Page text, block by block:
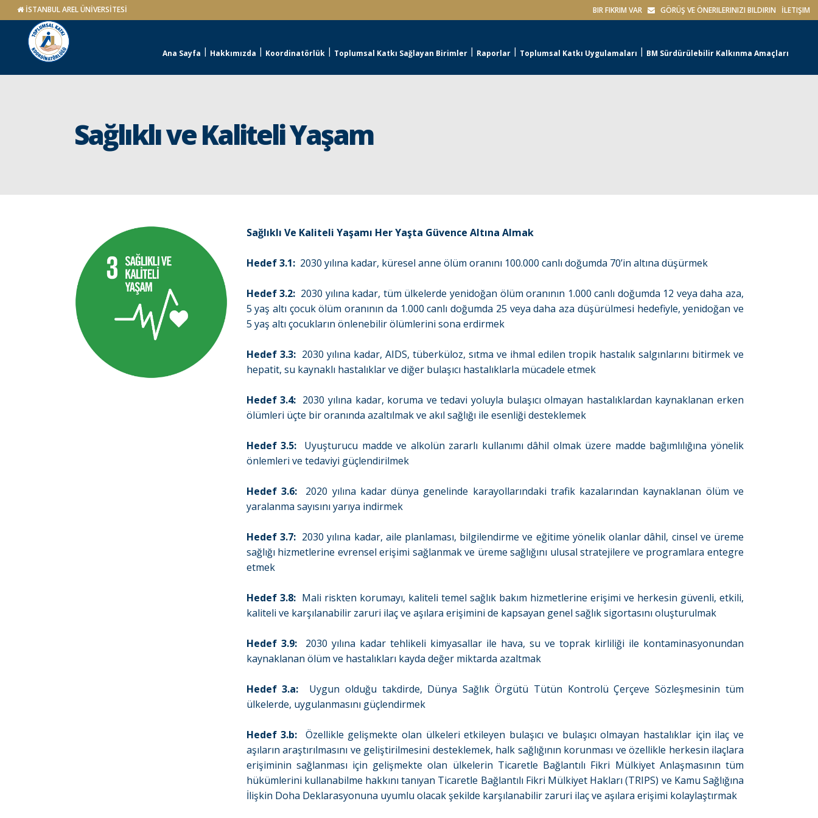
İSTANBUL AREL ÜNİVERSİTESİ BIR FIKRIM VAR GÖRÜŞ VE ÖNERILERINIZI BILDIRIN İLETIŞIM
Ana Sayfa Hakkımızda Koordinatörlük Toplumsal Katkı Sağlayan Birimler Raporlar Toplumsal Katkı Uygulamaları BM Sürdürülebilir Kalkınma Amaçları
Sağlıklı ve Kaliteli Yaşam
Sağlıklı Ve Kaliteli Yaşamı Her Yaşta Güvence Altına Almak
Hedef 3.1: 2030 yılına kadar, küresel anne ölüm oranını 100.000 canlı doğumda 70’in altına düşürmek
Hedef 3.2: 2030 yılına kadar, tüm ülkelerde yenidoğan ölüm oranının 1.000 canlı doğumda 12 veya daha aza,
5 yaş altı çocuk ölüm oranının da 1.000 canlı doğumda 25 veya daha aza düşürülmesi hedefiyle, yenidoğan ve
5 yaş altı çocukların önlenebilir ölümlerini sona erdirmek
Hedef 3.3:2030 yılına kadar, AIDS, tüberküloz, sıtma ve ihmal edilen tropik hastalık salgınlarını bitirmek ve
hepatit, su kaynaklı hastalıklar ve diğer bulaşıcı hastalıklarla mücadele etmek
Hedef 3.4: 2030 yılına kadar, koruma ve tedavi yoluyla bulaşıcı olmayan hastalıklardan kaynaklanan erken
ölümleri üçte bir oranında azaltılmak ve akıl sağlığı ile esenliği desteklemek
Hedef 3.5: Uyuşturucu madde ve alkolün zararlı kullanımı dâhil olmak üzere madde bağımlılığına yönelik
önlemleri ve tedaviyi güçlendirilmek
Hedef 3.6:2020 yılına kadar dünya genelinde karayollarındaki trafik kazalarından kaynaklanan ölüm ve
yaralanma sayısını yarıya indirmek
Hedef 3.7:2030 yılına kadar, aile planlaması, bilgilendirme ve eğitime yönelik olanlar dâhil, cinsel ve üreme
sağlığı hizmetlerine evrensel erişimi sağlanmak ve üreme sağlığını ulusal stratejilere ve programlara entegre
etmek
Hedef 3.8:Mali riskten korumayı, kaliteli temel sağlık bakım hizmetlerine erişimi ve herkesin güvenli, etkili,
kaliteli ve karşılanabilir zaruri ilaç ve aşılara erişimini de kapsayan genel sağlık sigortasını oluşturulmak
Hedef 3.9:2030 yılına kadar tehlikeli kimyasallar ile hava, su ve toprak kirliliği ile kontaminasyonundan
kaynaklanan ölüm ve hastalıkları kayda değer miktarda azaltmak
Hedef 3.a: Uygun olduğu takdirde, Dünya Sağlık Örgütü Tütün Kontrolü Çerçeve Sözleşmesinin tüm
ülkelerde, uygulanmasını güçlendirmek
Hedef 3.b: Özellikle gelişmekte olan ülkeleri etkileyen bulaşıcı ve bulaşıcı olmayan hastalıklar için ilaç ve
aşıların araştırılmasını ve geliştirilmesini desteklemek, halk sağlığının korunması ve özellikle herkesin ilaçlara
erişiminin sağlanması için gelişmekte olan ülkelerin Ticaretle Bağlantılı Fikri Mülkiyet Anlaşmasının tüm
hükümlerini kullanabilme hakkını tanıyan Ticaretle Bağlantılı Fikri Mülkiyet Hakları (TRIPS) ve Kamu Sağlığına
İlişkin Doha Deklarasyonuna uyumlu olacak şekilde karşılanabilir zaruri ilaç ve aşılara erişimi kolaylaştırmak